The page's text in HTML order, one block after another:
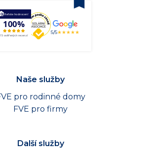
Proboštov, firemní
budova
- 99,63 kWp - bez akumulace
5/5★★★★★
Naše služby
pro rodinné domy
FVE pro firmy
Další služby